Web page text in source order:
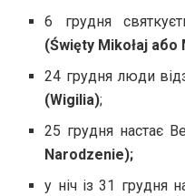
6 грудня
(Święty Mikołaj або
24 грудня люди
(Wigilia);
25 грудня настає
Narodzenie);
у ніч із 31 грудня